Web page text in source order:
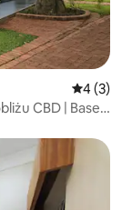
Średnia
4 (3)
CBD | Basen